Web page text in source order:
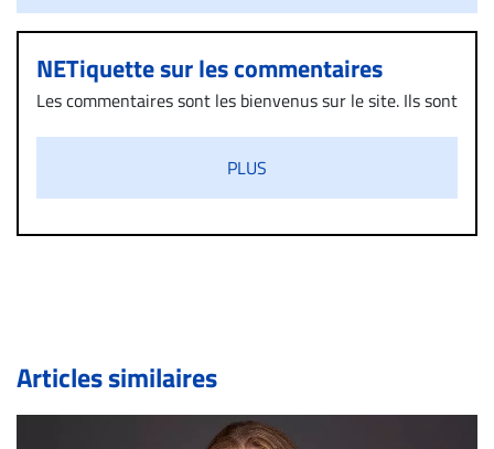
NETiquette sur les commentaires
Les commentaires sont les bienvenus sur le site. Ils sont
diffamatoire. Si malgré cette politique de modération,
un commentaire publié sur le site vous dérange, prenez
immédiatement contact par courriel (info@droit-
de validation, un droit de réponse.
Bien à vous,
PLUS
Articles similaires